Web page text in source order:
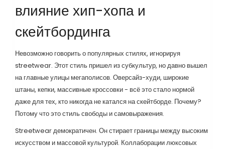
влияние хип-хопа и
скейтбординга
Невозможно говорить о популярных стилях, игнорируя
streetwear. Этот стиль пришел из субкультур, но давно вышел
на главные улицы мегаполисов. Оверсайз-худи, широкие
штаны, кепки, массивные кроссовки - всё это стало нормой
даже для тех, кто никогда не катался на скейтборде. Почему?
Потому что это стиль свободы и самовыражения.
Streetwear демократичен. Он стирает границы между высоким
искусством и массовой культурой. Коллаборации люксовых